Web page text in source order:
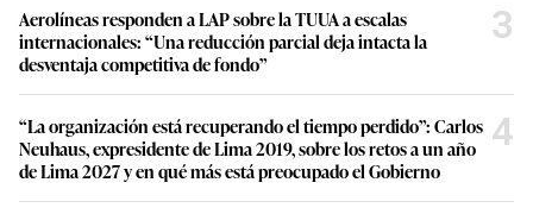
Aerolíneas responden a LAP sobre la TUUA a escalas
internacionales: “Una reducción parcial deja intacta la
desventaja competitiva de fondo”
3
“La organización está recuperando el tiempo perdido”: Carlos
Neuhaus, expresidente de Lima 2019, sobre los retos a un año
de Lima 2027 y en qué más está preocupado el Gobierno
4